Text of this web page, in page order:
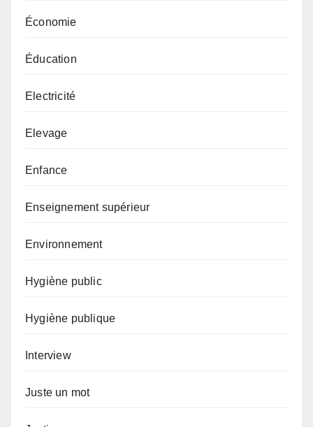
Économie
Éducation
Electricité
Elevage
Enfance
Enseignement supérieur
Environnement
Hygiène public
Hygiène publique
Interview
Juste un mot